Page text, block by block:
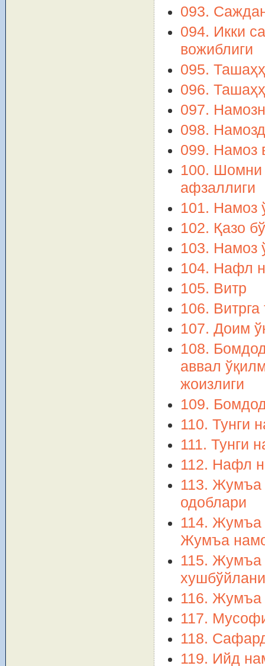
093.
094. Икки
вожиблиги
095.
096.
097.
098.
099. Намоз
100. Шомни
афзаллиги
101. Намоз
102. Қазо
103. Намоз
104. Нафл
105. Витр
106.
107. Доим
108.
аввал
жоизлиги
109.
110. Тунги
111. Тунги
112. Нафл
113. Жумъа
одоблари
114. Жумъа
Жумъа
115. Жумъа
116. Жумъа
117.
118.
119. Ийд